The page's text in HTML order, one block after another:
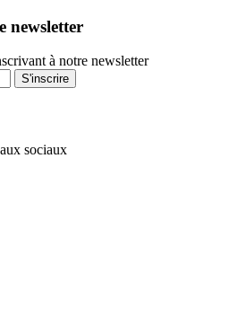
newsletter
à notre newsletter
S'inscrire
sociaux